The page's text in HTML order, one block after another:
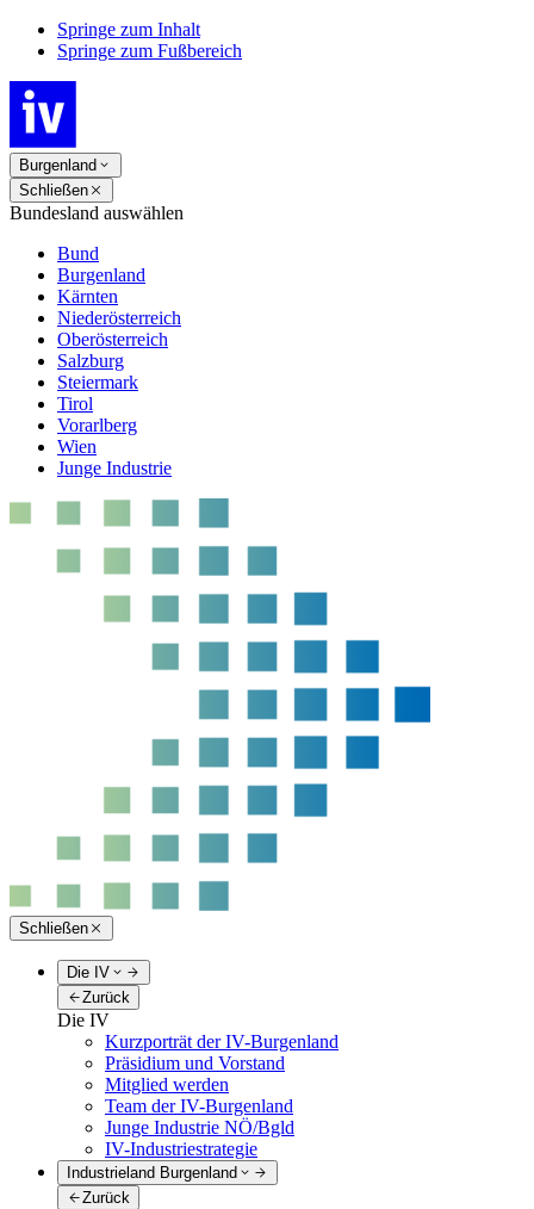
Springe zum Inhalt
Springe zum Fußbereich
Burgenland
Schließen
Bundesland auswählen
Bund
Burgenland
Kärnten
Niederösterreich
Oberösterreich
Salzburg
Steiermark
Tirol
Vorarlberg
Wien
Junge Industrie
Schließen
Die IV
Zurück
Die IV
Kurzporträt der IV-Burgenland
Präsidium und Vorstand
Mitglied werden
Team der IV-Burgenland
Junge Industrie NÖ/Bgld
IV-Industriestrategie
Industrieland Burgenland
Zurück